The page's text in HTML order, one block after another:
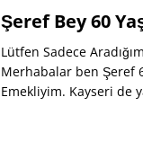
Şeref Bey 60
Lütfen Sadece
Merhabalar ben Şeref
Emekliyim. Kayseri de